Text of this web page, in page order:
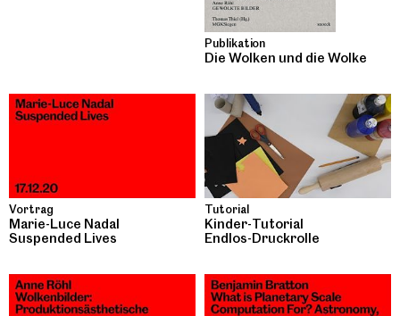
Publikation
Die Wolken und die Wolke
Vortrag
Marie-Luce Nadal
Suspended Lives
Tutorial
Kinder-Tutorial
Endlos-Druckrolle